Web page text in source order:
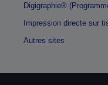
Digigraphie®
Impression directe sur
Autres sites